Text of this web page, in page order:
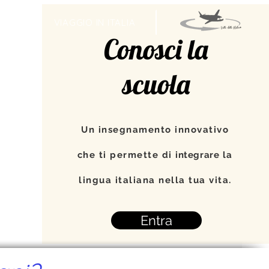
Conosci la
scuola
Un insegnamento innovativo
che ti permette di integrare la
lingua italiana nella tua vita.
Entra